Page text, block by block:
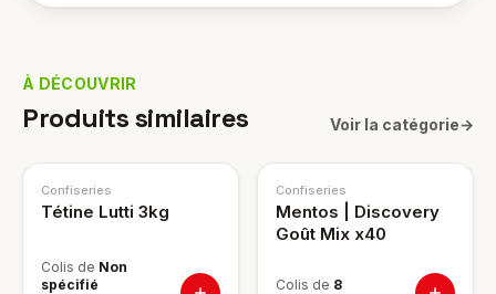
À DÉCOUVRIR
Produits similaires Voir la catégorie→
Confiseries
Tétine Lutti 3kg
Colis de Non
spécifié
Confiseries
Mentos | Discovery
Goût Mix x40
Colis de 8